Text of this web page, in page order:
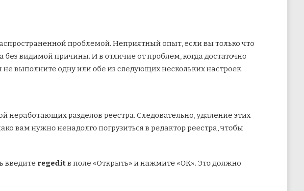
проблемой. Неприятный опыт, если вы только что
видимой причины. И в отличие от проблем, когда достаточно
выполните одну или обе из следующих нескольких настроек.
неработающих разделов реестра. Следовательно, удаление этих
вам нужно ненадолго погрузиться в редактор реестра, чтобы
введите regeditв поле «Открыть» и нажмите «ОК». Это должно